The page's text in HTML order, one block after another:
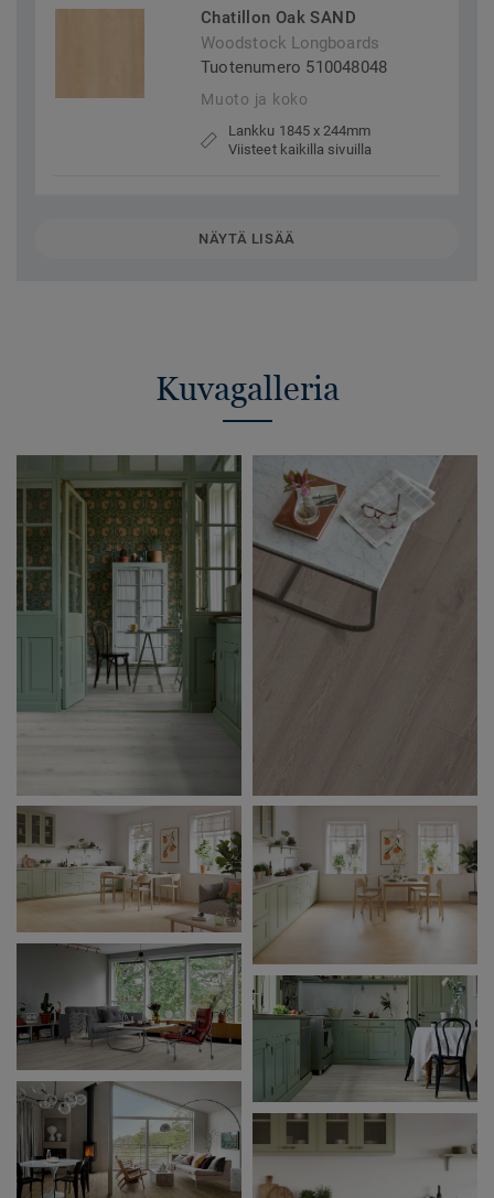
Chatillon Oak SAND
Woodstock Longboards
Tuotenumero 510048048
Muoto ja koko
Lankku 1845 x 244mm
Viisteet kaikilla sivuilla
NÄYTÄ LISÄÄ
Kuvagalleria